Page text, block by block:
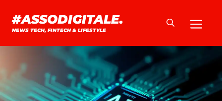
contenuto
#ASSODIGITALE.
NEWS TECH, FINTECH & LIFESTYLE